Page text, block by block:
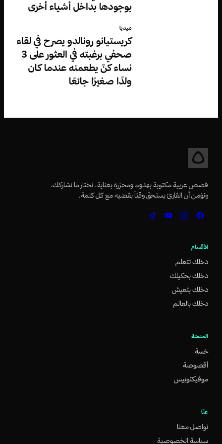
بوجودها بداخل أشياء أخرى
ميديا
كريستيانو رونالدو يصرح في لقاء
صحفي برغبته في العثور على 3
نساء كنّ يطعمنه عندما كان
ولدًا صغيرًا جائعًا
قصص عربية مكتوبة بهدوء، ومحرّرة بعناية. نختار ما نشاركك،
ونؤمن أن القارئ يستحقّ وقتاً يقضيه مع كل كلمة.
الأقسام
دخلك تتعلم
دخلك بحكيلك
دخلك بتعيش
دخلك بالعالم
المنصّة
خسة
أقصوصة
موفيكتوبيس
عنّا
تواصل معنا
سياسة الخصوصية